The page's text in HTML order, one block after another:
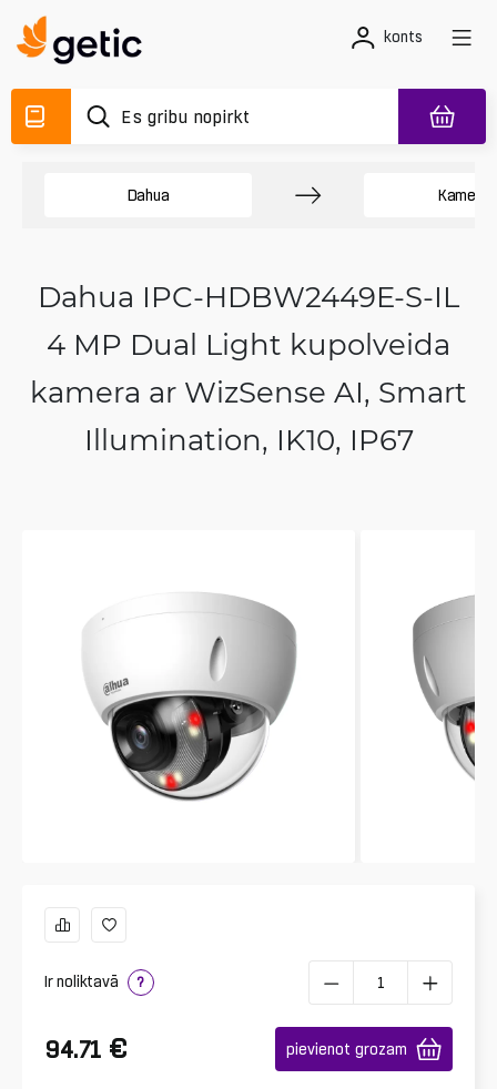
konts
Dahua Kameras
Dahua IPC-HDBW2449E-S-IL
4 MP Dual Light kupolveida
kamera ar WizSense AI, Smart
Illumination, IK10, IP67
Ir noliktavā ?
94.71 € pievienot grozam